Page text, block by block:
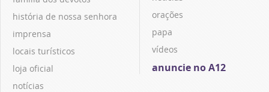
história de nossa senhora
imprensa
locais turísticos
loja oficial
notícias
orações
papa
vídeos
anuncie no A12